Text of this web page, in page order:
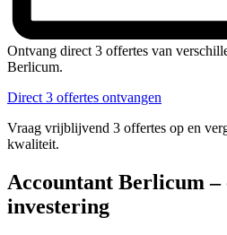
Ontvang direct 3 offertes van
Berlicum.
Direct 3 offertes ontvangen
Vraag vrijblijvend 3 offertes op en
kwaliteit.
Accountant Berlicum –
investering